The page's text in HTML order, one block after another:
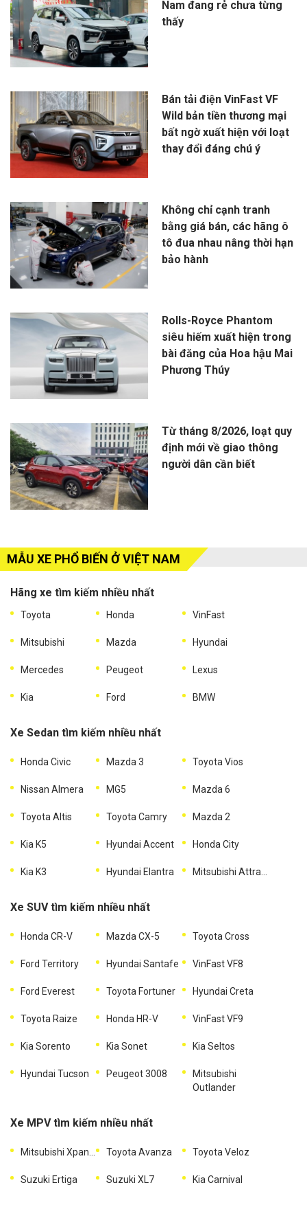
Nam đang rẻ chưa từng
thấy
Bán tải điện VinFast VF
Wild bản tiền thương mại
bất ngờ xuất hiện với loạt
thay đổi đáng chú ý
Không chỉ cạnh tranh
bằng giá bán, các hãng ô
tô đua nhau nâng thời hạn
bảo hành
Rolls-Royce Phantom
siêu hiếm xuất hiện trong
bài đăng của Hoa hậu Mai
Phương Thúy
Từ tháng 8/2026, loạt quy
định mới về giao thông
người dân cần biết
MẪU XE PHỔ BIẾN Ở VIỆT NAM
Hãng xe tìm kiếm nhiều nhất
Toyota Honda VinFast
Mitsubishi Mazda Hyundai
Mercedes Peugeot Lexus
Kia Ford BMW
Xe Sedan tìm kiếm nhiều nhất
Honda Civic Mazda 3 Toyota Vios
Nissan Almera MG5 Mazda 6
Toyota Altis Toyota Camry Mazda 2
Kia K5 Hyundai Accent Honda City
Kia K3 Hyundai Elantra
Xe SUV tìm kiếm nhiều nhất
Honda CR-V Mazda CX-5 Toyota Cross
Ford Territory Hyundai Santafe VinFast VF8
Ford Everest Toyota Fortuner Hyundai Creta
Toyota Raize Honda HR-V VinFast VF9
Kia Sorento Kia Sonet Kia Seltos
Hyundai Tucson Peugeot 3008
Mitsubishi
Outlander
Xe MPV tìm kiếm nhiều nhất
Toyota Avanza Toyota Veloz
Suzuki Ertiga Suzuki XL7 Kia Carnival